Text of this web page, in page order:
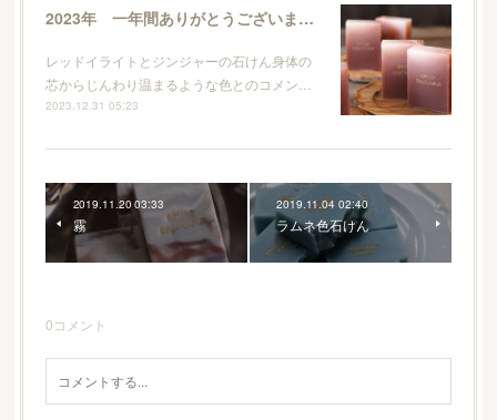
2023年 一年間ありがとうございました
レッドイライトとジンジャーの石けん身体の
芯からじんわり温まるような色とのコメン…
2023.12.31 05:23
2019.11.20 03:33
霧
2019.11.04 02:40
ラムネ色石けん
0コメント